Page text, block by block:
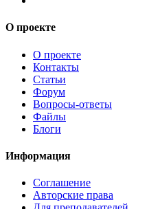
О проекте
О проекте
Контакты
Статьи
Форум
Вопросы-ответы
Файлы
Блоги
Информация
Соглашение
Авторские права